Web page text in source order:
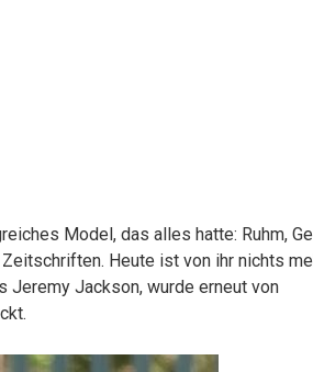
Model, das alles hatte: Ruhm,
Heute ist von ihr nichts
Jeremy Jackson, wurde erneut von